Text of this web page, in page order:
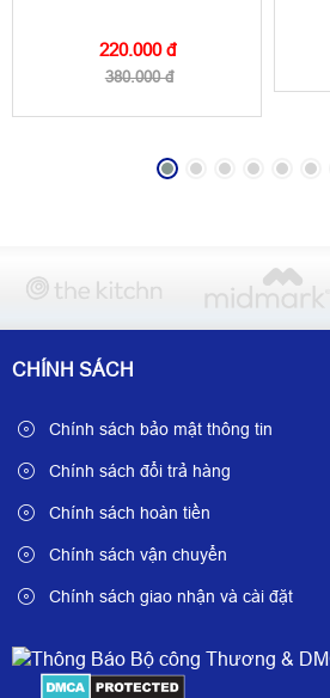
220.000 đ
380.000 đ
CHÍNH SÁCH
Chính sách bảo mật thông tin
Chính sách đổi trả hàng
Chính sách hoàn tiền
Chính sách vận chuyển
Chính sách giao nhận và cài đặt